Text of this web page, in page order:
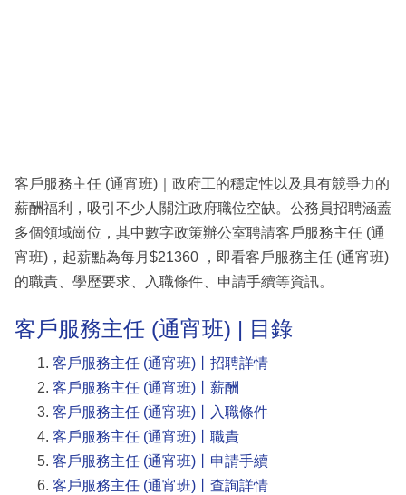
客戶服務主任 (通宵班)｜政府工的穩定性以及具有競爭力的
薪酬福利，吸引不少人關注政府職位空缺。公務員招聘涵蓋
多個領域崗位，其中數字政策辦公室聘請客戶服務主任 (通
宵班)，起薪點為每月$21360 ，即看客戶服務主任 (通宵班)
的職責、學歷要求、入職條件、申請手續等資訊。
客戶服務主任 (通宵班) | 目錄
客戶服務主任 (通宵班)丨招聘詳情
客戶服務主任 (通宵班)丨薪酬
客戶服務主任 (通宵班)丨入職條件
客戶服務主任 (通宵班)丨職責
客戶服務主任 (通宵班)丨申請手續
客戶服務主任 (通宵班)丨查詢詳情